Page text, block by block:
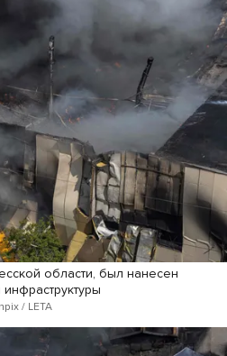
области, был нанесен
/ LETA